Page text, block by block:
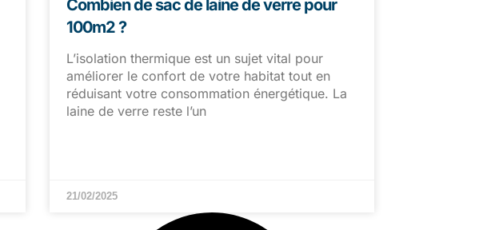
Combien de sac de laine de verre pour
100m2 ?
L’isolation thermique est un sujet vital pour
améliorer le confort de votre habitat tout en
réduisant votre consommation énergétique. La
laine de verre reste l’un
21/02/2025